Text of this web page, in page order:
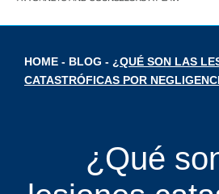
HOME - BLOG - ¿QUÉ SON LAS
CATASTRÓFICAS POR
¿Qué